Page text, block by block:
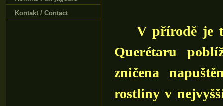
V přírodě je
Querétaru
zničena
rostliny v
Kontakt / Contact